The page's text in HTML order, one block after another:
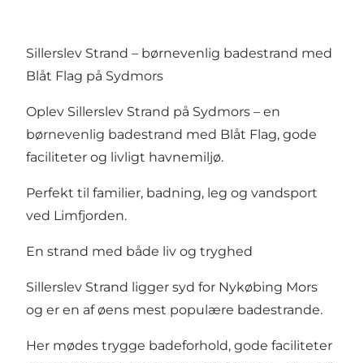
Sillerslev Strand – børnevenlig badestrand med
Blåt Flag på Sydmors
Oplev Sillerslev Strand på Sydmors – en
børnevenlig badestrand med Blåt Flag, gode
faciliteter og livligt havnemiljø.
Perfekt til familier, badning, leg og vandsport
ved Limfjorden.
En strand med både liv og tryghed
Sillerslev Strand ligger syd for Nykøbing Mors
og er en af øens mest populære badestrande.
Her mødes trygge badeforhold, gode faciliteter